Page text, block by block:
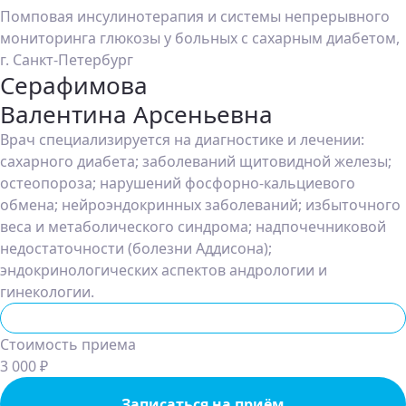
Помповая инсулинотерапия и системы непрерывного
мониторинга глюкозы у больных с сахарным диабетом,
г. Санкт-Петербург
Серафимова
Валентина Арсеньевна
Врач специализируется на диагностике и лечении:
сахарного диабета; заболеваний щитовидной железы;
остеопороза; нарушений фосфорно‑кальциевого
обмена; нейроэндокринных заболеваний; избыточного
веса и метаболического синдрома; надпочечниковой
недостаточности (болезни Аддисона);
эндокринологических аспектов андрологии и
гинекологии.
Стоимость приема
3 000 ₽